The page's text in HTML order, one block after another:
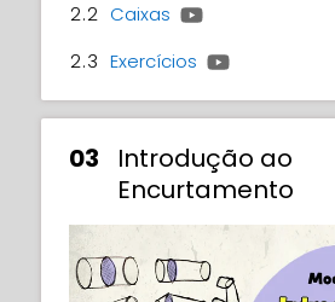
2.2 Caixas
2.3 Exercícios
03
Introdução ao
Encurtamento